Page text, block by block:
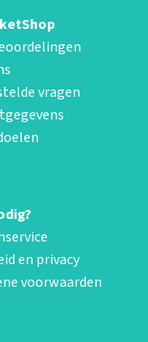
vragen
en privacy
voorwaarden